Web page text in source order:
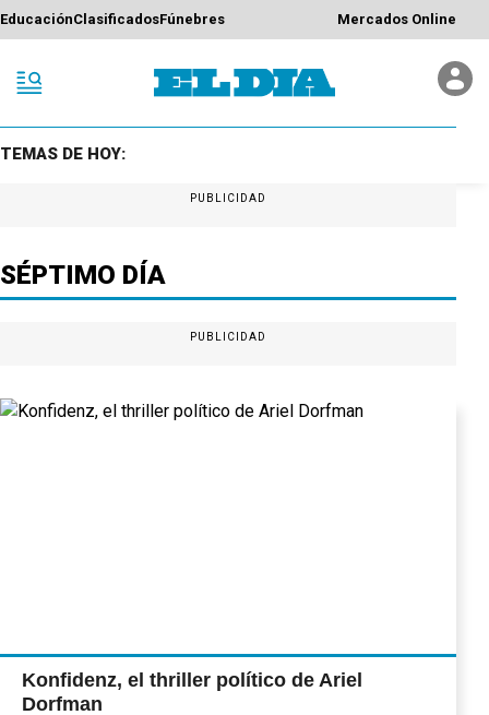
EducaciónClasificadosFúnebres Mercados Online
TEMAS DE HOY:
PUBLICIDAD
SÉPTIMO DÍA
PUBLICIDAD
Konfidenz, el thriller político de Ariel
Dorfman